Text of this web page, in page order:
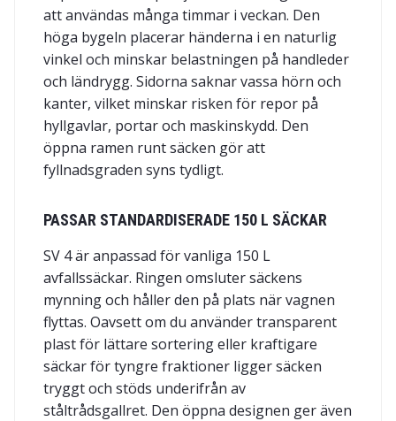
att användas många timmar i veckan. Den
höga bygeln placerar händerna i en naturlig
vinkel och minskar belastningen på handleder
och ländrygg. Sidorna saknar vassa hörn och
kanter, vilket minskar risken för repor på
hyllgavlar, portar och maskinskydd. Den
öppna ramen runt säcken gör att
fyllnadsgraden syns tydligt.
PASSAR STANDARDISERADE 150 L SÄCKAR
SV 4 är anpassad för vanliga 150 L
avfallssäckar. Ringen omsluter säckens
mynning och håller den på plats när vagnen
flyttas. Oavsett om du använder transparent
plast för lättare sortering eller kraftigare
säckar för tyngre fraktioner ligger säcken
tryggt och stöds underifrån av
ståltrådsgallret. Den öppna designen ger även